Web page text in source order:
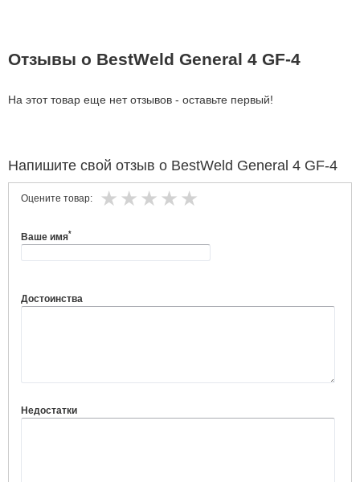
Отзывы о BestWeld General 4 GF-4
На этот товар еще нет отзывов - оставьте первый!
Напишите свой отзыв о BestWeld General 4 GF-4
Оцените товар:
Ваше имя*
Достоинства
Недостатки